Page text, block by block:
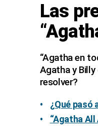
Las
“Agatha en
Agatha y
resolver?
¿Qué pasó
“Agatha